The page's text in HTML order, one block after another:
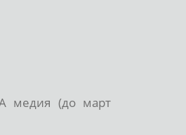
медия (до март